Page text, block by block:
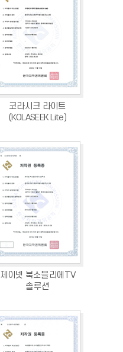
코라시크 라이트
(KOLASEEK Lite)
제이넷 북소믈리에TV
솔루션